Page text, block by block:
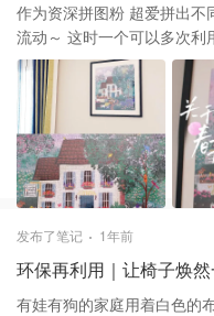
作为资深拼图粉 超爱拼出
流动～ 这时一个可以多次利用的画框就必须备起来啦 Amazon 亚马
逊 这组木质画框真心是特别喜欢！ Amazon.com -
24x24 Frame White,
Picture Without Mat, Wall
Frame, Set of 3 ✅ 木质框，有黑白两色，质感很好 ✅ 表层基本不
反光，让拼图的色彩很好的
全不费手 ✅ 价格合理性价比
全不会往下掉 这组是外围24 * 24，内里20 * 20的大小 配上🧩
Galison 500块的拼图就是特
Puzzle – Galison $15(到手价) Galison的四季拼图都是我的心头爱
大家不妨逛逛官网，实力种
发布了笔记 1年前
环保再利用｜让椅子焕
有娃有狗的家庭用着白色的